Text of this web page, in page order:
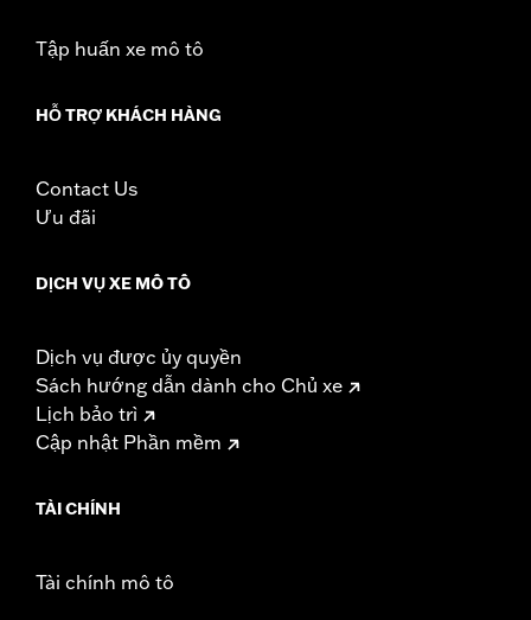
fitment for details
Sold In Units:Each
In the Box:Tour-Pak and installation instructions
WARRANTY:
Tập huấn xe mô tô
HỖ TRỢ KHÁCH HÀNG
Contact Us
Ưu đãi
DỊCH VỤ XE MÔ TÔ
Dịch vụ được ủy quyền
Sách hướng dẫn dành cho Chủ xe
Lịch bảo trì
Cập nhật Phần mềm
TÀI CHÍNH
Tài chính mô tô